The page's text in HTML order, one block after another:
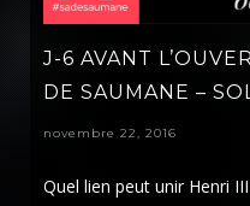
J-6 AVANT
DE SAUMANE –
novembre 22, 2016
Quel lien peut unir Henri